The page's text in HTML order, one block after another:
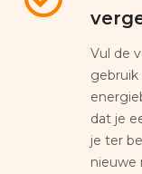
Vul de
gebruik
dat je
je ter
nieuwe